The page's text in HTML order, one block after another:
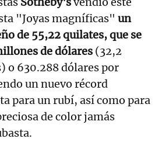
"Joyas magníficas" un
de 55,22 quilates, que se
de dólares (32,2
o 630.288 dólares por
un nuevo récord
para un rubí, así como para
de color jamás